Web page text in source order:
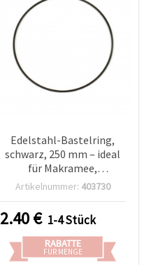
Edelstahl-Bastelring,
schwarz, 250 mm – ideal
für Makramee,
Traumfänger, Floristik &
Artikelnummer: 403730
2.40€ 1-4 Stück
RABATTE
FÜR MENGE